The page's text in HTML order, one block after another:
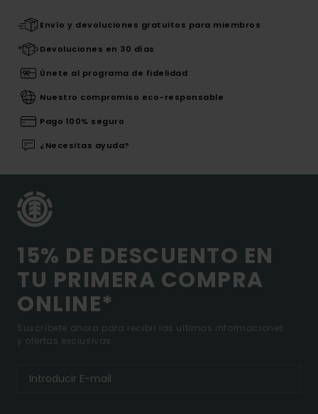
Envío y devoluciones gratuitos para miembros
Devoluciones en 30 días
Únete al programa de fidelidad
Nuestro compromiso eco-responsable
Pago 100% seguro
¿Necesitas ayuda?
15% DE DESCUENTO EN
TU PRIMERA COMPRA
ONLINE*
Suscríbete ahora para recibir las ultimas informaciones
y ofertas exclusivas.